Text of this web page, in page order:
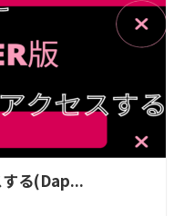
る(Dap...